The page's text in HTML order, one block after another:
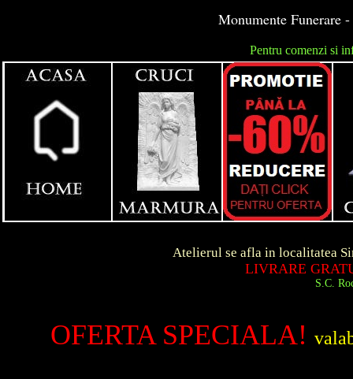
Monumente Funerare
Pentru comenzi si
Atelierul se afla in localitatea Simeria
LIVRARE GRATUITA IN
S.C. Roca Art
OFERTA SPECIALA!